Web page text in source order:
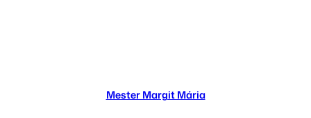
Mester Margit Mária